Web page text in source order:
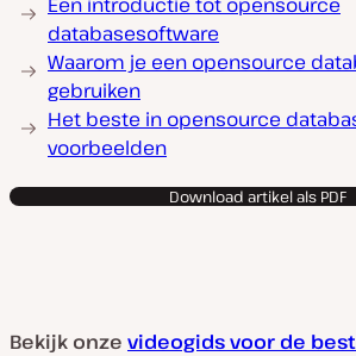
databasesoftware
Waarom je een opensource
gebruiken
Het beste in opensource
voorbeelden
Download artikel als PDF
Bekijk onze videogids voor de